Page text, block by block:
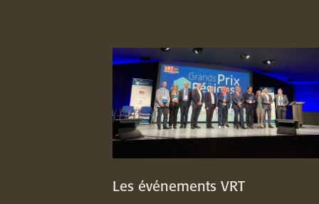
Les événements VRT